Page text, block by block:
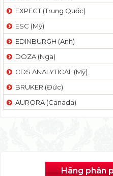
EXPECT (Trung Quốc)
ESC (Mỹ)
EDINBURGH (Anh)
DOZA (Nga)
CDS ANALYTICAL (Mỹ)
BRUKER (Đức)
AURORA (Canada)
Hãng phân